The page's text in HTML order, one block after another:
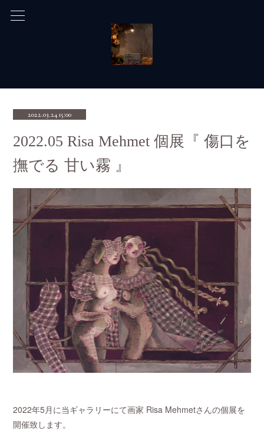
2022.03.24 15:00
2022.05 Risa Mehmet 個展『 傷口を
撫でる 甘い霧 』
2022年5月に当ギャラリーにて画家 Risa Mehmetさんの個展を
開催致します。